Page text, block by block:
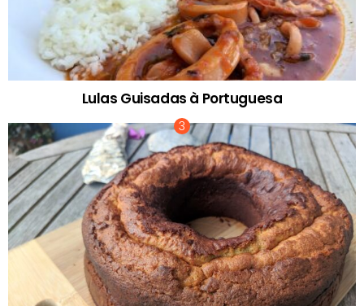
Lulas Guisadas à Portuguesa